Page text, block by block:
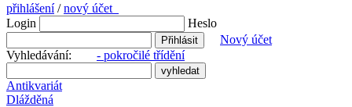
přihlášení/nový účet
Login
Heslo
Nový účet
Vyhledávání: - pokročilé třídění
Antikvariát
Dlážděná